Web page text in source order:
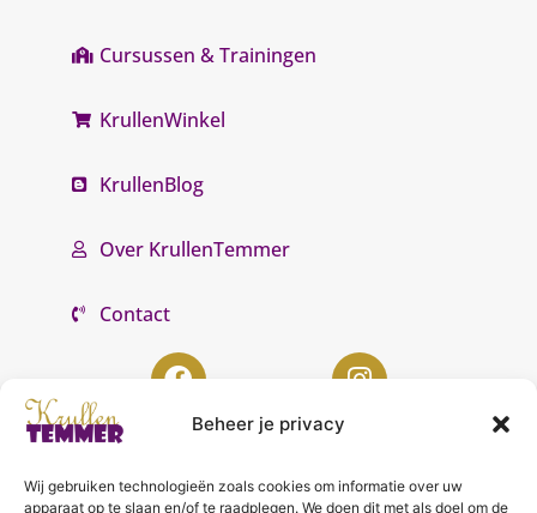
Beheer je privacy
Wij gebruiken technologieën zoals cookies om informatie over uw
apparaat op te slaan en/of te raadplegen. We doen dit met als doel om de
Cursussen & Trainingen
KrullenWinkel
KrullenBlog
Over KrullenTemmer
Contact
KrullenTemmer Lelystad